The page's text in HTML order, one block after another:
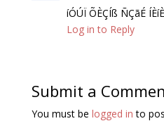
íÓÚÏ ÕÈÇÍß ÑÇãÉ
Log in to Reply
Submit a
You must be logged in to